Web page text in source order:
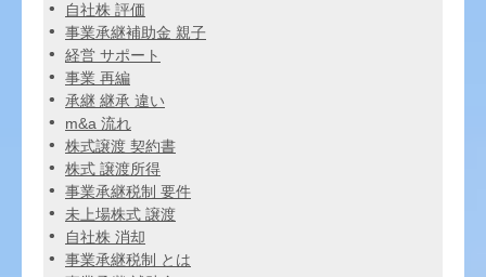
自社株 評価
事業承継補助金 親子
経営 サポート
事業 再編
承継 継承 違い
m&a 流れ
株式譲渡 契約書
株式 譲渡所得
事業承継税制 要件
未上場株式 譲渡
自社株 消却
事業承継税制 とは